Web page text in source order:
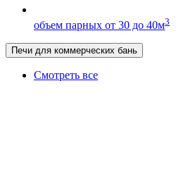
объем парных от 30 до 40м3
Печи для коммерческих бань
Смотреть все